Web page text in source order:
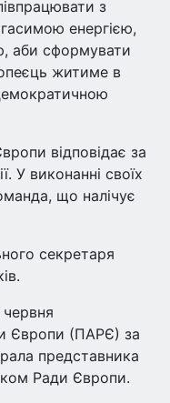
з
енергією,
аби сформувати
житиме в
відповідає за
У виконанні своїх
що налічує
секретаря
Європи (ПАРЄ) за
представника
Ради Європи.